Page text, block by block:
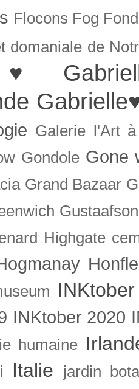
Flocons Fog
domaniale de
♥
Galerie l'Art
Gondole Gone
Grand Bazaar
Gustaafson
Highgate
INKtober
INKtober 2020
humaine
Italie
jardin